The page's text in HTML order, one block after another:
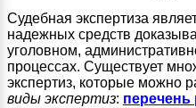
Судебная экспертиза
надежных средств
уголовном,
процессах. Существует
экспертиз, которые можно
виды экспертиз: